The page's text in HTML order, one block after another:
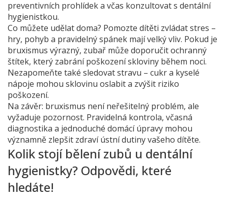
preventivních prohlídek a včas konzultovat s dentální
hygienistkou.
Co můžete udělat doma? Pomozte dítěti zvládat stres –
hry, pohyb a pravidelný spánek mají velký vliv. Pokud je
bruxismus výrazný, zubař může doporučit ochranný
štítek, který zabrání poškození skloviny během noci.
Nezapomeňte také sledovat stravu – cukr a kyselé
nápoje mohou sklovinu oslabit a zvýšit riziko
poškození.
Na závěr: bruxismus není neřešitelný problém, ale
vyžaduje pozornost. Pravidelná kontrola, včasná
diagnostika a jednoduché domácí úpravy mohou
významně zlepšit zdraví ústní dutiny vašeho dítěte.
Kolik stojí bělení zubů u dentální
hygienistky? Odpovědi, které
hledáte!